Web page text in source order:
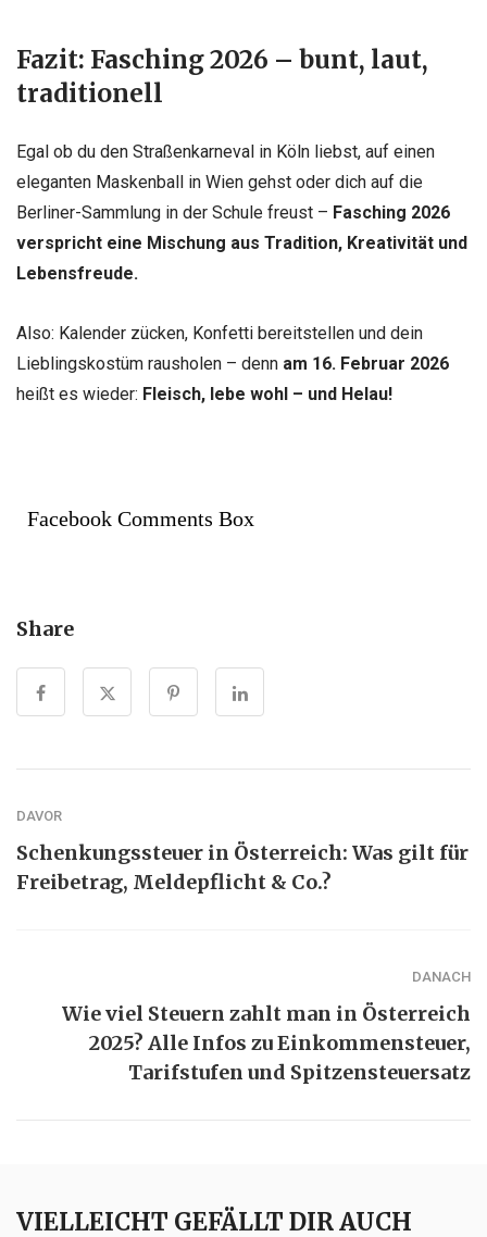
Fazit: Fasching 2026 – bunt, laut,
traditionell
Egal ob du den Straßenkarneval in Köln liebst, auf einen
eleganten Maskenball in Wien gehst oder dich auf die
Berliner-Sammlung in der Schule freust – Fasching 2026
verspricht eine Mischung aus Tradition, Kreativität und
Lebensfreude.
Also: Kalender zücken, Konfetti bereitstellen und dein
Lieblingskostüm rausholen – denn am 16. Februar 2026
heißt es wieder: Fleisch, lebe wohl – und Helau!
Facebook Comments Box
Share
DAVOR
Schenkungssteuer in Österreich: Was gilt für
Freibetrag, Meldepflicht & Co.?
DANACH
Wie viel Steuern zahlt man in Österreich
2025? Alle Infos zu Einkommensteuer,
Tarifstufen und Spitzensteuersatz
VIELLEICHT GEFÄLLT DIR AUCH